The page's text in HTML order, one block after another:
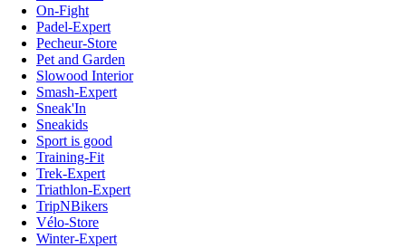
On-Fight
Padel-Expert
Pecheur-Store
Pet and Garden
Slowood Interior
Smash-Expert
Sneak'In
Sneakids
Sport is good
Training-Fit
Trek-Expert
Triathlon-Expert
TripNBikers
Vélo-Store
Winter-Expert